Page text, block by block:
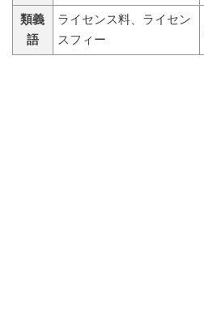
類義
語
ライセンス料、ライセン
スフィー